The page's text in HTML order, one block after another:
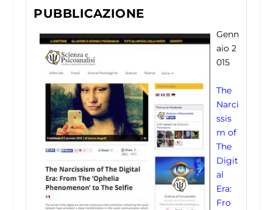
PUBBLICAZIONE
Genn
aio 2
015
The
Narci
ssis
m of
The
Digit
al
Era:
Fro